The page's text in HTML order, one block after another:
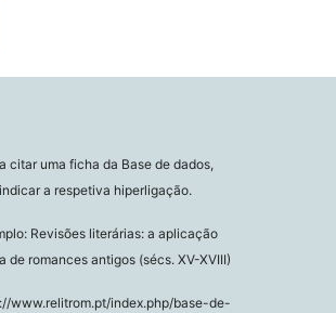
citar uma ficha da Base de dados,
indicar a respetiva hiperligação.
Revisões literárias: a aplicação
de romances antigos (sécs. XV-XVIII)
www.relitrom.pt/index.php/base-de-